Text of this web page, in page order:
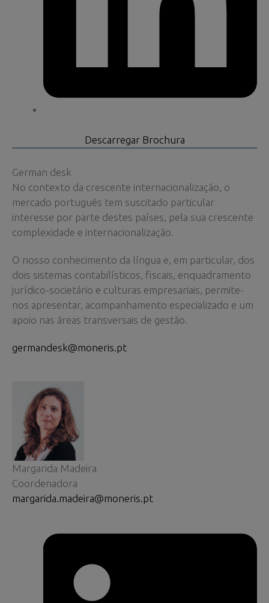
Descarregar Brochura
German desk
No contexto da crescente internacionalização, o
mercado português tem suscitado particular
interesse por parte destes países, pela sua crescente
complexidade e internacionalização.
O nosso conhecimento da língua e, em particular, dos
dois sistemas contabilísticos, fiscais, enquadramento
jurídico-societário e culturas empresariais, permite-
nos apresentar, acompanhamento especializado e um
apoio nas áreas transversais de gestão.
germandesk@moneris.pt
Margarida Madeira
Coordenadora
margarida.madeira@moneris.pt